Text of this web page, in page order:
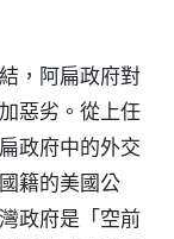
，阿扁政府對
惡劣。從上任
政府中的外交
籍的美國公
政府是「空前